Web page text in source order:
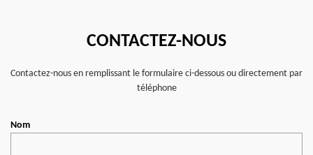
CONTACTEZ-NOUS
Contactez-nous en remplissant le formulaire ci-dessous ou directement par
téléphone
Nom